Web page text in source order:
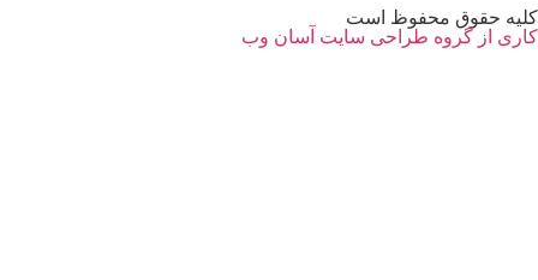
کلیه حقوق محفوظ است
کاری از گروه طراحی سایت آسان وب